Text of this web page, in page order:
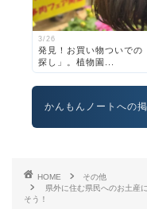
3/26
発見！お買い物ついでの
探し」。植物園...
かんもんノートへの
HOME
その他
県外に住む県民へのお土産
そう！